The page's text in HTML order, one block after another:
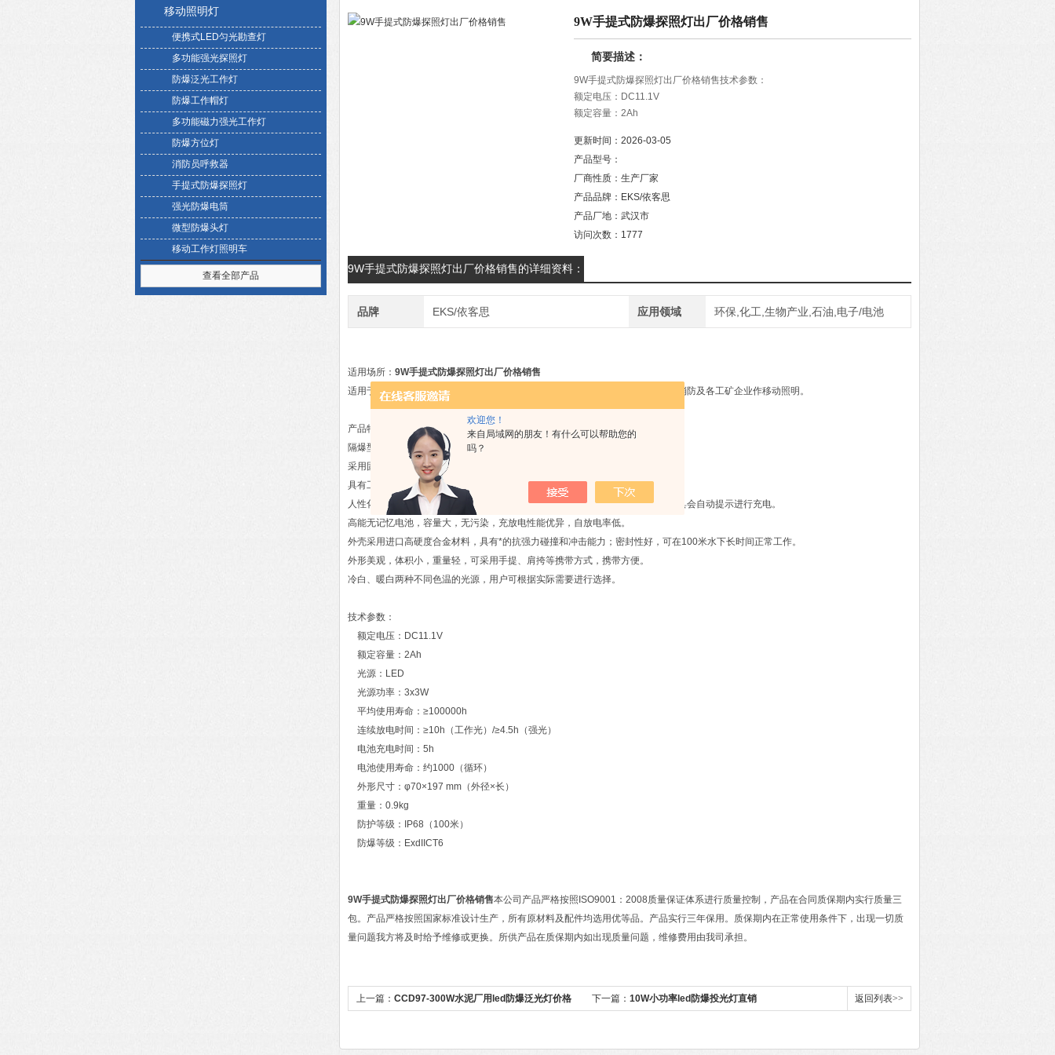
欢迎您！
来自局域网的朋友！有什么可以帮助您的
吗？
移动照明灯
便携式LED匀光勘查灯
多功能强光探照灯
防爆泛光工作灯
防爆工作帽灯
多功能磁力强光工作灯
防爆方位灯
消防员呼救器
手提式防爆探照灯
强光防爆电筒
微型防爆头灯
移动工作灯照明车
查看全部产品
9W手提式防爆探照灯出厂价格销售
简要描述：
9W手提式防爆探照灯出厂价格销售技术参数：
额定电压：DC11.1V
额定容量：2Ah
光源功率：3x3W
更新时间： 2026-03-05
产品型号：
厂商性质： 生产厂家
产品品牌： EKS/依客思
产品厂地： 武汉市
访问次数： 1777
9W手提式防爆探照灯出厂价格销售的详细资料：
品牌 EKS/依客思 应用领域 环保,化工,生物产业,石油,电子/电池
适用场所： 9W手提式防爆探照灯出厂价格销售
适用于各种易燃易爆场所及水下作业。适用于电力、冶金、石油、石化、铁路、消防及各工矿企业作移动照明。
产品特性：
隔爆型防爆等级，可在各种易燃易爆场所安全工作。
采用固态免维护LED光源，光效高，聚光好，平均使用寿 命长达10万小时。
具有工作光、强光两种光设计，按动按钮可进行自由转换。
人性化的电量指示和低电压功能设计，可随时查询电池电量；当电量不足时，灯具会自动提示进行充电。
高能无记忆电池，容量大，无污染，充放电性能优异，自放电率低。
外壳采用进口高硬度合金材料，具有*的抗强力碰撞和冲击能力；密封性好，可在100米水下长时间正常工作。
外形美观，体积小，重量轻，可采用手提、肩挎等携带方式，携带方便。
冷白、暖白两种不同色温的光源，用户可根据实际需要进行选择。
技术参数：
额定电压：DC11.1V
额定容量：2Ah
光源：LED
光源功率：3x3W
平均使用寿命：≥100000h
连续放电时间：≥10h（工作光）/≥4.5h（强光）
电池充电时间：5h
电池使用寿命：约1000（循环）
外形尺寸：φ70×197 mm（外径×长）
重量：0.9kg
防护等级：IP68（100米）
防爆等级：ExdIICT6
9W手提式防爆探照灯出厂价格销售本公司产品严格按照ISO9001：2008质量保证体系进行质量控制，产品在合同质保期内实行质量三
包。产品严格按照国家标准设计生产，所有原材料及配件均选用优等品。产品实行三年保用。质保期内在正常使用条件下，出现一切质
量问题我方将及时给予维修或更换。所供产品在质保期内如出现质量问题，维修费用由我司承担。
上一篇： CCD97-300W水泥厂用led防爆泛光灯价格 下一篇： 10W小功率led防爆投光灯直销 返回列表>>